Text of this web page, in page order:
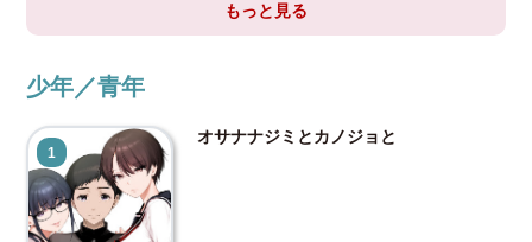
もっと見る
少年／青年
1
オサナナジミとカノジョと